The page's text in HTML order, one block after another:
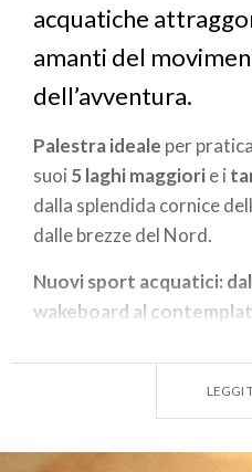
acquatiche
amanti del
dell’avventura.
Palestra ideale per
suoi 5 laghi maggiorie i
dalla splendida cornice
dalle brezze del Nord.
Nuovi sport acquatici:
wakeboard al
promettono fatica,
attacchi, prevede salti,
LEGGI